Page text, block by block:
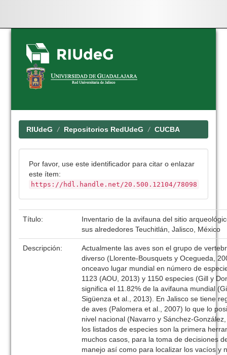
Skip
navigation
RIUdeG Repositorios RedUdeG CUCBA
Por favor, use este identificador para citar o enlazar
este ítem:
https://hdl.handle.net/20.500.12104/78098
Título:
Inventario de la avifauna del sitio
sus alrededores Teuchitlán, Jalisco, México
Descripción:
Actualmente las aves son el grupo de
diverso (Llorente-Bousquets y Ocegueda,
onceavo lugar mundial en número de
1123 (AOU, 2013) y 1150 especies (Gill y
significa el 11.82% de la avifauna mundial
Sigüenza et al., 2013). En Jalisco se tiene
de aves (Palomera et al., 2007) lo que lo
nivel nacional (Navarro y Sánchez-
los listados de especies son la primera
muchos casos, para la toma de decisiones
manejo así como para localizar los vacíos y